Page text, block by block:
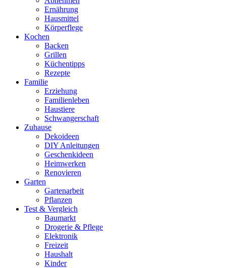
Ernährung
Hausmittel
Körperflege
Kochen
Backen
Grillen
Küchentipps
Rezepte
Familie
Erziehung
Familienleben
Haustiere
Schwangerschaft
Zuhause
Dekoideen
DIY Anleitungen
Geschenkideen
Heimwerken
Renovieren
Garten
Gartenarbeit
Pflanzen
Test & Vergleich
Baumarkt
Drogerie & Pflege
Elektronik
Freizeit
Haushalt
Kinder